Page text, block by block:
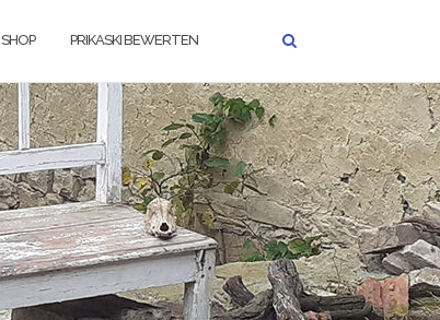
SHOP PRIKASKI BEWERTEN